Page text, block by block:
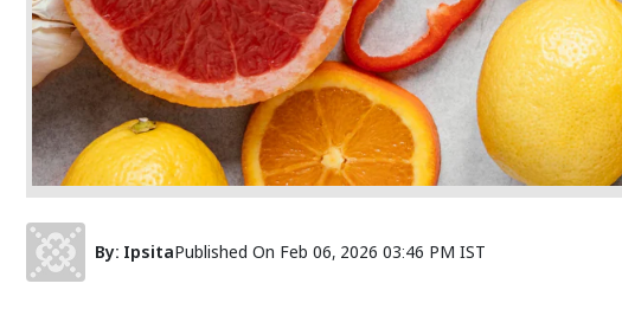
By: IpsitaPublished On Feb 06, 2026 03:46 PM IST